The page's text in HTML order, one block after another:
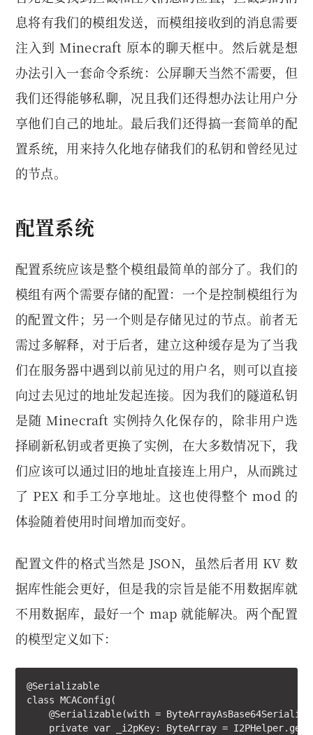
息将有我们的模组发送，而模组接收到的消息需要
注入到 Minecraft 原本的聊天框中。然后就是想
办法引入一套命令系统：公屏聊天当然不需要，但
我们还得能够私聊，况且我们还得想办法让用户分
享他们自己的地址。最后我们还得搞一套简单的配
置系统，用来持久化地存储我们的私钥和曾经见过
的节点。
配置系统
配置系统应该是整个模组最简单的部分了。我们的
模组有两个需要存储的配置：一个是控制模组行为
的配置文件；另一个则是存储见过的节点。前者无
需过多解释，对于后者，建立这种缓存是为了当我
们在服务器中遇到以前见过的用户名，则可以直接
向过去见过的地址发起连接。因为我们的隧道私钥
是随 Minecraft 实例持久化保存的，除非用户选
择刷新私钥或者更换了实例，在大多数情况下，我
们应该可以通过旧的地址直接连上用户，从而跳过
了 PEX 和手工分享地址。这也使得整个 mod 的
体验随着使用时间增加而变好。
配置文件的格式当然是 JSON，虽然后者用 KV 数
据库性能会更好，但是我的宗旨是能不用数据库就
不用数据库，最好一个 map 就能解决。两个配置
的模型定义如下：
@Serializable
class MCAConfig(
@Serializable(with =
private var _i2pKey: ByteArray =